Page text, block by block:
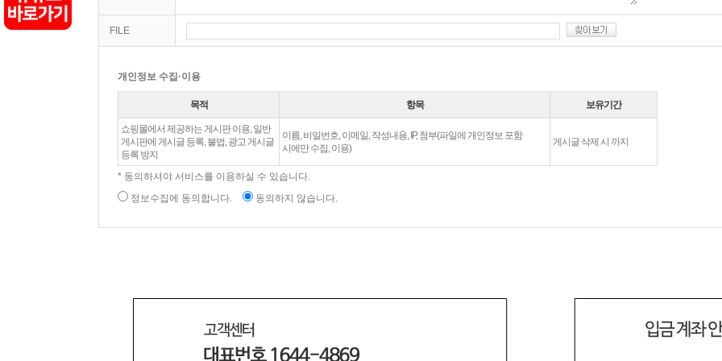
FILE
개인정보 수집·이용
목적 항목 보유기간
쇼핑몰에서 제공하는 게시판 이용, 일반
게시판에 게시글 등록, 불법, 광고 게시글
등록 방지
이름, 비밀번호, 이메일, 작성내용, IP, 첨부(파일에 개인정보 포함
시에만 수집, 이용)
게시글 삭제 시 까지
* 동의하셔야 서비스를 이용하실 수 있습니다.
정보수집에 동의합니다.
동의하지 않습니다.